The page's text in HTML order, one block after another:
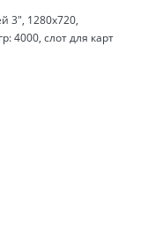
3", 1280x720,
4000, слот для карт